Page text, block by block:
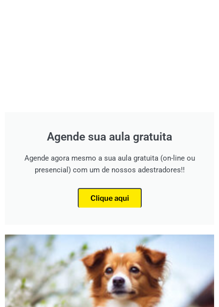
Agende sua aula gratuita
Agende agora mesmo a sua aula gratuita (on-line ou
presencial) com um de nossos adestradores!!
Clique aqui